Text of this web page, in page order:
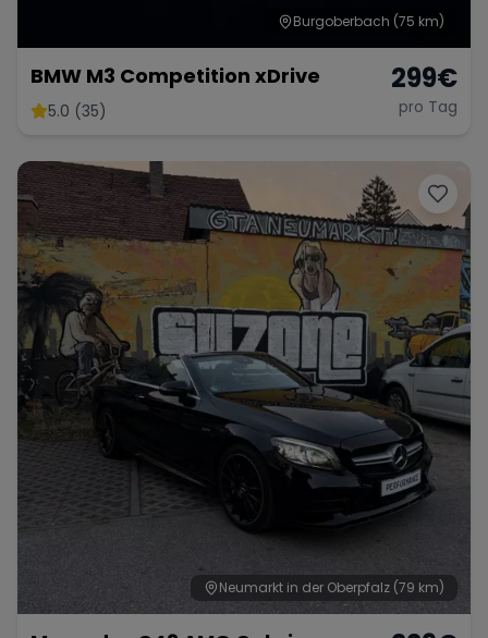
Burgoberbach (75 km)
BMW M3 Competition xDrive
5.0 (35)
299€
pro Tag
Neumarkt in der Oberpfalz (79 km)